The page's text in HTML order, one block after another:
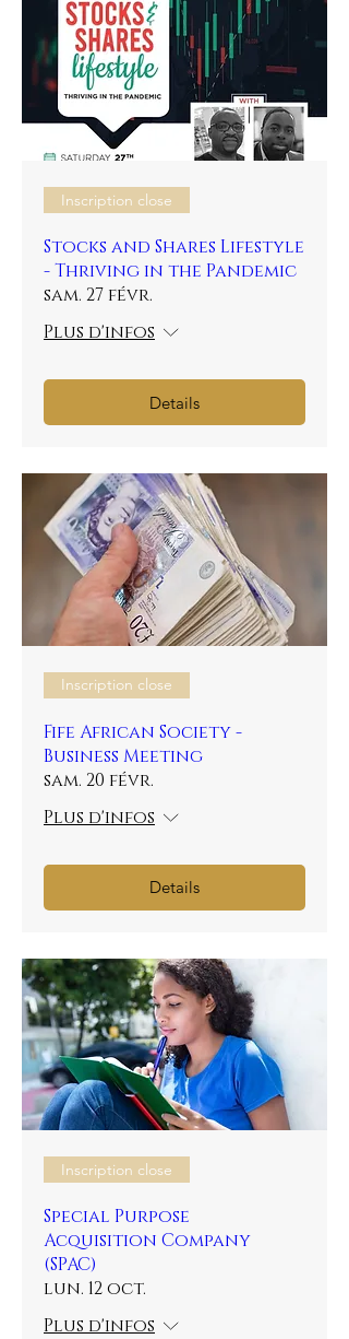
Inscription close
Stocks and Shares Lifestyle
- Thriving in the Pandemic
sam. 27 févr.
Plus d'infos
Details
Inscription close
Fife African Society -
Business Meeting
sam. 20 févr.
Plus d'infos
Details
Inscription close
Special Purpose
Acquisition Company
(SPAC)
lun. 12 oct.
Plus d'infos